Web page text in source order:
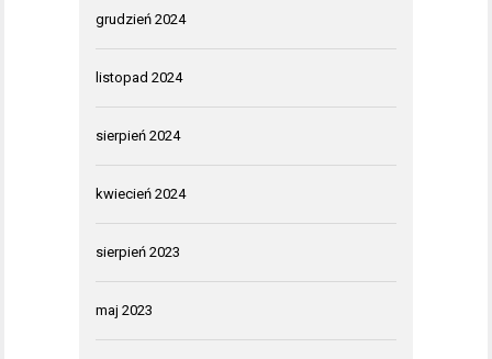
grudzień 2024
listopad 2024
sierpień 2024
kwiecień 2024
sierpień 2023
maj 2023